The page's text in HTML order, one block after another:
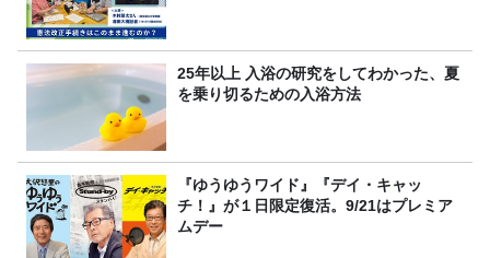
25年以上 入浴の研究をしてわかった、夏
を乗り切るための入浴方法
『ゆうゆうワイド』『デイ・キャッ
チ！』が１日限定復活。9/21はプレミア
ムデー